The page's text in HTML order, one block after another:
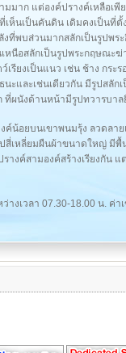
มาก แต่องค์ปรางค์เหลือเ
ห็นเป็นคันดิน เดิมคงเป็นที่
ที่พบส่วนมากสลักเป็นรูปพร
หนือสลักเป็นรูปพระกฤษณะ
เรียงเป็นแนว เช่น ช้าง กร
ะและเช่นเดียวกัน มีรูปสลั
ผนังด้านหน้ามีรูปทวารบาล
ค์น้อยบนเขาพนมรุ้ง ลวดล
สี่เหลี่ยมผืนผ้าขนาดใหญ่ มี
งค์สามองค์สร้างเรียงกัน แ
างเวลา 07.30-18.00 น. ค่